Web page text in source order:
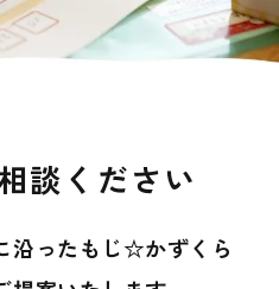
談ください
沿ったもじ☆かずくら